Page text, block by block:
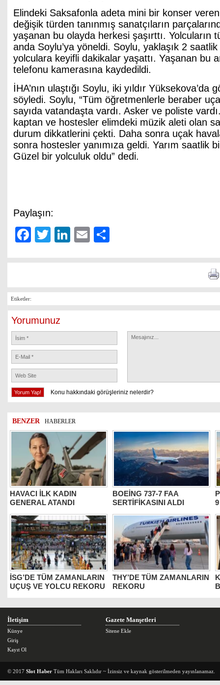
Elindeki Saksafonla adeta mini bir konser
değişik türden tanınmış sanatçıların
yaşanan bu olayda herkesi şaşırttı. Yolcuların
anda Soylu’ya yöneldi. Soylu, yaklaşık 2
yolculara keyifli dakikalar yaşattı. Yaşanan bu
telefonu kamerasına kaydedildi.
İHA’nın ulaştığı Soylu, iki yıldır Yüksekova’da
söyledi. Soylu, “Tüm öğretmenlerle beraber
sayıda vatandaşta vardı. Asker ve poliste
kaptan ve hostesler elimdeki müzik aleti olan
durum dikkatlerini çekti. Daha sonra uçak
sonra hostesler yanımıza geldi. Yarım saatlik
Güzel bir yolculuk oldu” dedi.
Paylaşın:
Facebook
TwitterLinkedIn
Email
Etiketler:
Yorumunuz
Konu hakkındaki görüşleriniz nelerdir?
BENZER HABERLER
HAVACI İLK KADIN
GENERAL ATANDI
BOEİNG 737-7 FAA
SERTİFİKASINI ALDI
İSG’DE TÜM ZAMANLARIN
UÇUŞ VE YOLCU REKORU
THY’DE TÜM ZAMANLARIN
REKORU
İletişim
Künye
Giriş
Kayıt Ol
Gazete Manşetleri
Sitene Ekle
© 2017 Slot Haber Tüm Hakları Saklıdır ~ İzinsiz ve kaynak gösterilmeden yayınlanamaz.